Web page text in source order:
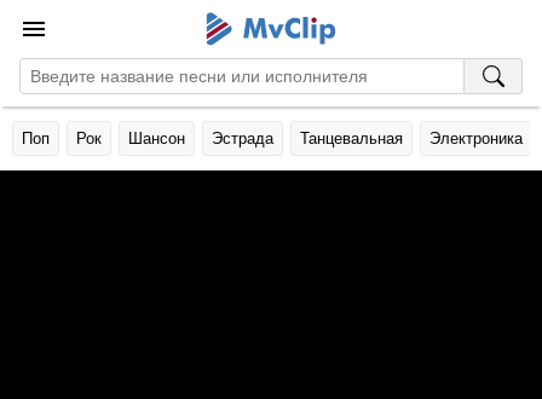
Поп Рок Шансон Эстрада Танцевальная Электроника